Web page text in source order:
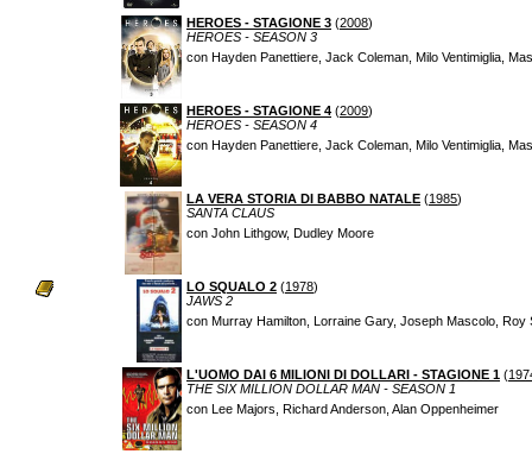
HEROES - STAGIONE 3 (2008)
HEROES - SEASON 3
con Hayden Panettiere, Jack Coleman, Milo Ventimiglia,
HEROES - STAGIONE 4 (2009)
HEROES - SEASON 4
con Hayden Panettiere, Jack Coleman, Milo Ventimiglia,
LA VERA STORIA DI BABBO NATALE (1985)
SANTA CLAUS
con John Lithgow, Dudley Moore
LO SQUALO 2 (1978)
JAWS 2
con Murray Hamilton, Lorraine Gary, Joseph Mascolo, Roy
L'UOMO DAI 6 MILIONI DI DOLLARI - STAGIONE 1 (
THE SIX MILLION DOLLAR MAN - SEASON 1
con Lee Majors, Richard Anderson, Alan Oppenheimer